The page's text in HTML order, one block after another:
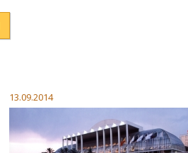
13.09.2014